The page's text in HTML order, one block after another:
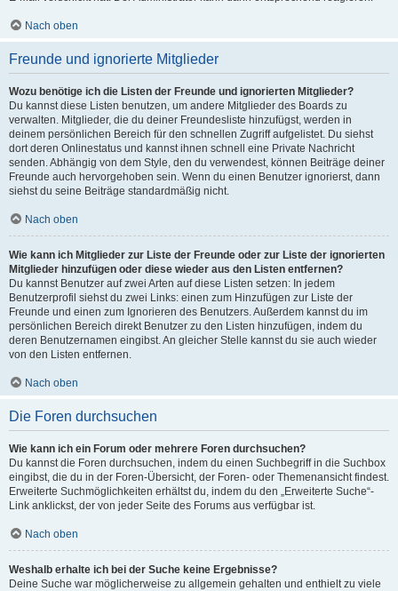
Nach oben
Freunde und ignorierte Mitglieder
Wozu benötige ich die Listen der Freunde und ignorierten Mitglieder?
Du kannst diese Listen benutzen, um andere Mitglieder des Boards zu
verwalten. Mitglieder, die du deiner Freundesliste hinzufügst, werden in
deinem persönlichen Bereich für den schnellen Zugriff aufgelistet. Du siehst
dort deren Onlinestatus und kannst ihnen schnell eine Private Nachricht
senden. Abhängig von dem Style, den du verwendest, können Beiträge deiner
Freunde auch hervorgehoben sein. Wenn du einen Benutzer ignorierst, dann
siehst du seine Beiträge standardmäßig nicht.
Nach oben
Wie kann ich Mitglieder zur Liste der Freunde oder zur Liste der ignorierten
Mitglieder hinzufügen oder diese wieder aus den Listen entfernen?
Du kannst Benutzer auf zwei Arten auf diese Listen setzen: In jedem
Benutzerprofil siehst du zwei Links: einen zum Hinzufügen zur Liste der
Freunde und einen zum Ignorieren des Benutzers. Außerdem kannst du im
persönlichen Bereich direkt Benutzer zu den Listen hinzufügen, indem du
deren Benutzernamen eingibst. An gleicher Stelle kannst du sie auch wieder
von den Listen entfernen.
Nach oben
Die Foren durchsuchen
Wie kann ich ein Forum oder mehrere Foren durchsuchen?
Du kannst die Foren durchsuchen, indem du einen Suchbegriff in die Suchbox
eingibst, die du in der Foren-Übersicht, der Foren- oder Themenansicht findest.
Erweiterte Suchmöglichkeiten erhältst du, indem du den „Erweiterte Suche“-
Link anklickst, der von jeder Seite des Forums aus verfügbar ist.
Nach oben
Weshalb erhalte ich bei der Suche keine Ergebnisse?
Deine Suche war möglicherweise zu allgemein gehalten und enthielt zu viele